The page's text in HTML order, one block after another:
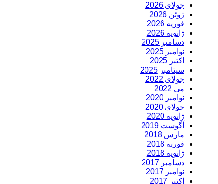
جولای 2026
ژوئن 2026
فوریه 2026
ژانویه 2026
دسامبر 2025
نوامبر 2025
اکتبر 2025
سپتامبر 2025
جولای 2022
می 2022
نوامبر 2020
جولای 2020
ژانویه 2020
آگوست 2019
مارس 2018
فوریه 2018
ژانویه 2018
دسامبر 2017
نوامبر 2017
اکتبر 2017